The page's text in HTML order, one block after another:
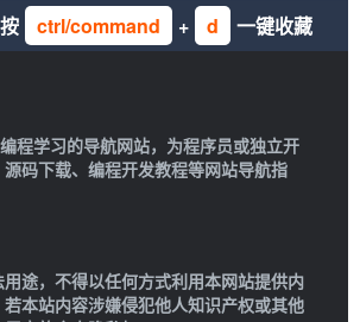
按 ctrl/command + d 一键收藏
程学习的导航网站，为程序员或独立开
码下载、编程开发教程等网站导航指
途，不得以任何方式利用本网站提供内
本站内容涉嫌侵犯他人知识产权或其他